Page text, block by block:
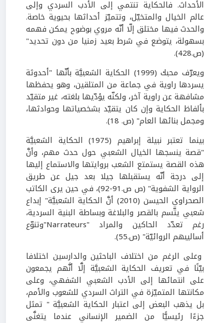
الأحداث. فالحكاية تنتمي إلى الأدب السردي وإلى
عالم الخيال والمتخيّل، وتتميّز أحداثها بحيوية خاصة.
والحدث فيها مختلق إلّا أنّه مروي بوضوح يمكن فهمه
بسهولة، يتوضع في شرط بعيد زمنيا من دون تحديد"
(ص.428).
ويعرّف محبك (1999) الحكاية الشعبيَّة بأنّها "أحدوثة
يسردها راوية في جماعة من المتلقين، وهو يحفظها
مشافهة عن راوية آخر، ولكنّه يؤدّيها بلغته، غير متقيّد
بألفاظ الحكاية وإن كان يتقيّد بشخصياتها وحوادثها،
ومجمل بنائها العام" (ص. 18).
بينما تعتبر نبيلة إبراهيم (1975) الحكاية الشعبيَّة
"قصة ينسجها الخيال الشعبي حول حدث مهم، وأنَّ
هذه القصة يستمتع الشعب بروايتها والاستماع إليها
إلى درجة أنّه يستقبلها جيلا بعد جيل عن طريق
الرواية الشفوية" (ص ص.91-92)، في حين يرى الكاتب
الصحراوي الحيسن (2010) أنَّ الحكاية الشعبيَّة" إبداع
شعبي يتّسم بالقصر والبلاغة وبساطة البنية السردية،
رغم تعدّد الحاكين والمراد "Narrateurs"وتنوّع
أساليبهم الروائيّة" (ص.55).
وعلى الرغم من اختلاف الباحثين والدارسين اختلافا
بيّنًا في تعريف الحكاية الشعبيَّة إلَّا أنَّهم يجمعون
على انتمائها إلى الأدب الشعبي الشفهي، وعلى
مكانتها المتميّزة في التراث السردي للشعوب والأمم،
بل يذهب البعض إلى اعتبار الحكاية الشعبيَّة " تمثل
جزءًا رئيسيًّا من الضمير الإنساني عندما يتغنَّى